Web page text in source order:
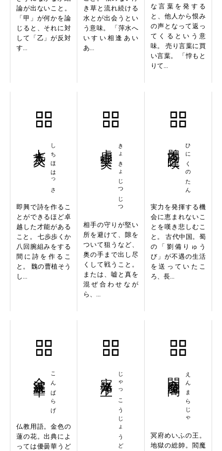
論が出ないこと。
「甲」が何かを論
じると、それに対
して「乙」が反対
す...
き草と流れ続ける
水とが出会うとい
う意味。 「萍水へ
いすい相逢あい
あ...
な言葉を発する
と、他人から恨み
の声となって返っ
てくるという意
味。 売り言葉に買
い言葉。 「悖もと
りて...
しちほはっさ
即興で詩を作るこ
とができるほど卓
越した才能がある
こと。 七歩歩くか
八回腕組みをする
間に詩を作るこ
と。 魏の曹植そう
し...
きょきょじつじつ
相手の守りが堅い
所を避けて、隙を
ついて狙うなど、
奥の手まで出し尽
くして戦うこと。
または、嘘と真を
混ぜ合わせなが
ら、...
ひにくのたん
実力を発揮する機
会に恵まれないこ
とを嘆き悲しむこ
と。 古代中国。蜀
の「劉備りゅう
び」が不遇の生活
を送っていたこ
ろ、長...
こんぱらげ
仏教用語。金色の
蓮の花。出典によ
っては優曇華うど
じゃっこうじょうど えんまらじゃ
冥府めいふの王。
地獄の総帥。閻魔